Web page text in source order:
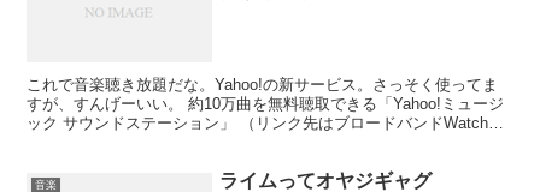
これで音楽聴き放題だな。Yahoo!の新サービス。さっそく使ってま
すが、すんげーいい。 約10万曲を無料聴取できる「Yahoo!ミュージ
ック サウンドステーション」 （リンク先はブロードバンドWatchの
音楽 ライムってオヤジギャグ